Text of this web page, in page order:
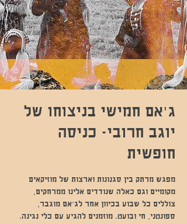
ג'אם חמישי בניצוחו של
יוגב חרובי- כניסה
חופשית
מפגש מרתק בין סגנונות וארצות של מוזיקאים
מקומיים וגם כאלה שנודדים אלינו ממרחקים,
צוללים כל שבוע בכיוון אחר לג'אם מוגבר,
ספונטני, חי ובועט. מוזמנים להגיע עם כלי נגינה.